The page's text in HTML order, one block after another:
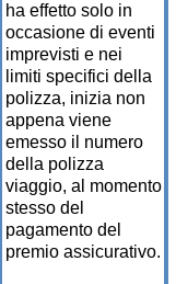
ha effetto solo in
occasione di eventi
imprevisti e nei
limiti specifici della
polizza, inizia non
appena viene
emesso il numero
della polizza
viaggio, al momento
stesso del
pagamento del
premio assicurativo.